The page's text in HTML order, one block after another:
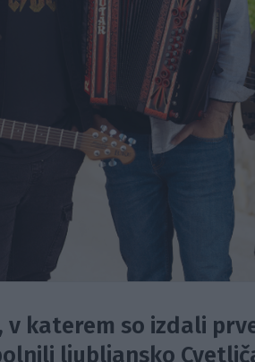
v katerem so izdali
ljubljansko